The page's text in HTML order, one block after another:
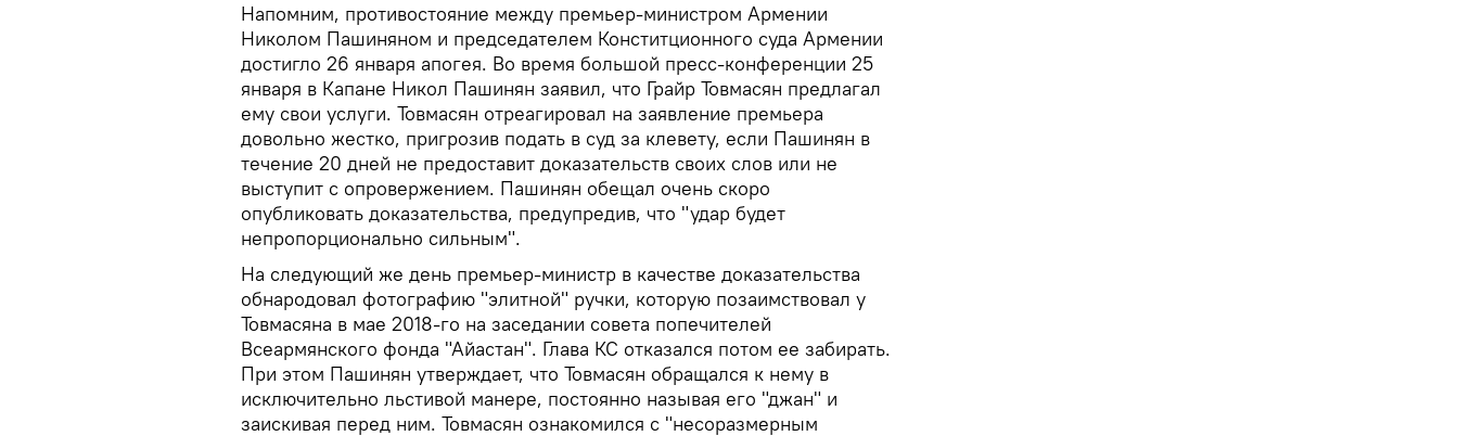
Напомним, противостояние между премьер-министром Армении
Николом Пашиняном и председателем Конститционного суда Армении
достигло 26 января апогея. Во время большой пресс-конференции 25
января в Капане Никол Пашинян заявил, что Грайр Товмасян предлагал
ему свои услуги. Товмасян отреагировал на заявление премьера
довольно жестко, пригрозив подать в суд за клевету, если Пашинян в
течение 20 дней не предоставит доказательств своих слов или не
выступит с опровержением. Пашинян обещал очень скоро
опубликовать доказательства, предупредив, что "удар будет
непропорционально сильным".
На следующий же день премьер-министр в качестве доказательства
обнародовал фотографию "элитной" ручки, которую позаимствовал у
Товмасяна в мае 2018-го на заседании совета попечителей
Всеармянского фонда "Айастан". Глава КС отказался потом ее забирать.
При этом Пашинян утверждает, что Товмасян обращался к нему в
исключительно льстивой манере, постоянно называя его "джан" и
заискивая перед ним. Товмасян ознакомился с "несоразмерным